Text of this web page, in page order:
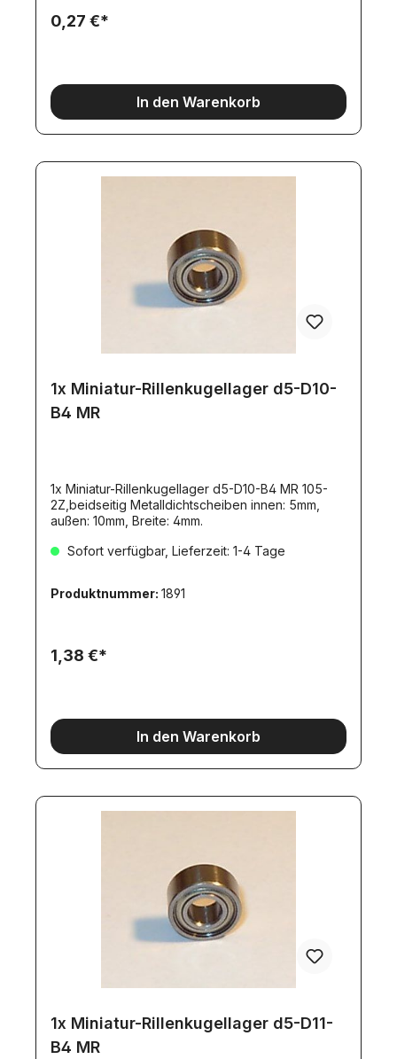
0,27 €*
In den Warenkorb
1x Miniatur-Rillenkugellager d5-D10-
B4 MR
1x Miniatur-Rillenkugellager d5-D10-B4 MR 105-
2Z,beidseitig Metalldichtscheiben innen: 5mm,
außen: 10mm, Breite: 4mm.
Sofort verfügbar, Lieferzeit: 1-4 Tage
Produktnummer: 1891
1,38 €*
In den Warenkorb
1x Miniatur-Rillenkugellager d5-D11-
B4 MR